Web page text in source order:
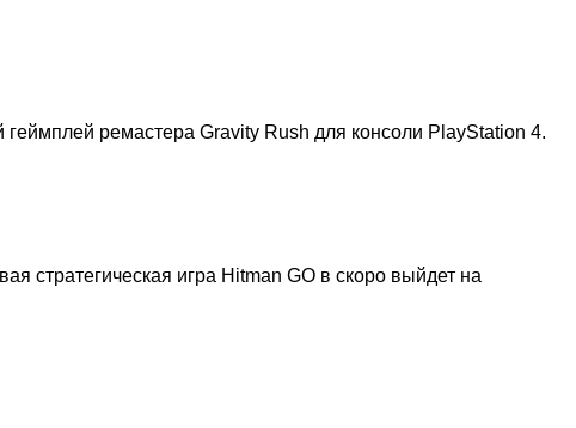
ремастера Gravity Rush для консоли PlayStation 4.
стратегическая игра Hitman GO в скоро выйдет на